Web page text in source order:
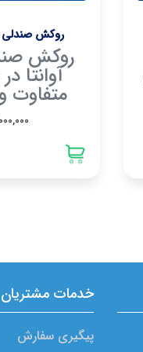
روکش صندلی
روکش
آوانتا
متفاوت
خدمات مشتریان
پیگیری سفارش